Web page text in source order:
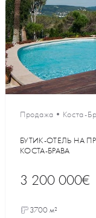
Продажа • Коста-
БУТИК-ОТЕЛЬ НА
КОСТА-БРАВА
3 200 000€
3700 м²